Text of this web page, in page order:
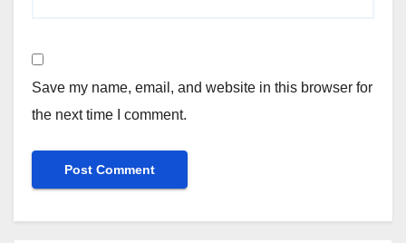
Save my name, email, and website in this browser for
the next time I comment.